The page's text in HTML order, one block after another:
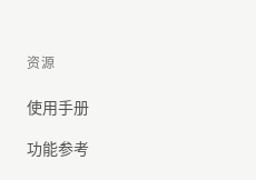
资源
使用手册
功能参考